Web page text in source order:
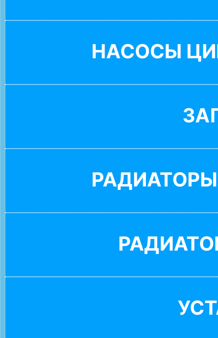
НАСОСЫ